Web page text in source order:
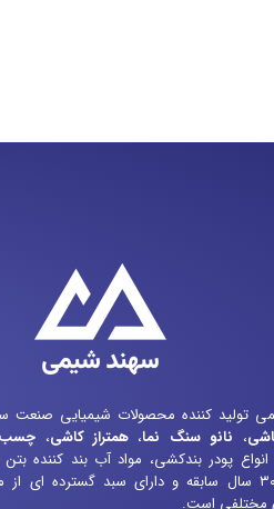
تولید کننده محصولات شیمیایی صنعت
، نانو سنگ نما، همتراز کاشی،
پودر بندکشی، مواد آب بند کننده بتن
بیش از ۳۰ سال سابقه و دارای سبد گسترده
مختلفی است.